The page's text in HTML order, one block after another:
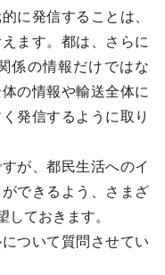
に発信することは、
ます。都は、さらに
係の情報だけではな
の情報や輸送全体に
発信するように取り
が、都民生活へのイ
できるよう、さまざ
しておきます。
ついて質問させてい